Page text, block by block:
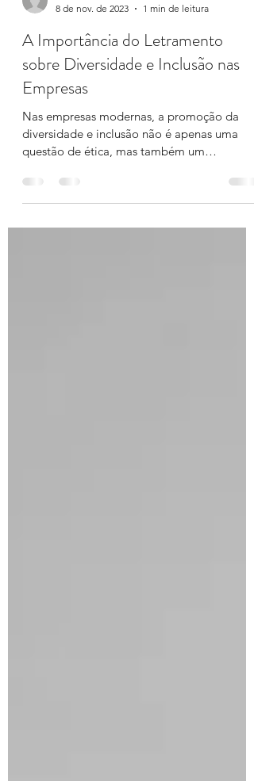
cristianericcitell
8 de nov. de 2023
1 min de leitura
A Importância do Letramento
sobre Diversidade e Inclusão nas
Empresas
Nas empresas modernas, a promoção da
questão de ética, mas também um
impulsionador fundamental do...